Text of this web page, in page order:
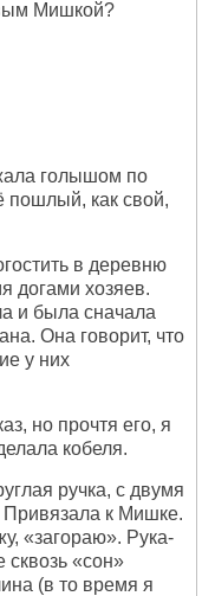
Мишкой?
голышом по
пошлый, как свой,
в деревню
догами хозяев.
и была сначала
Она говорит, что
у них
но прочтя его, я
кобеля.
ручка, с двумя
Привязала к Мишке.
«загораю». Рука-
«сон»
(в то время я